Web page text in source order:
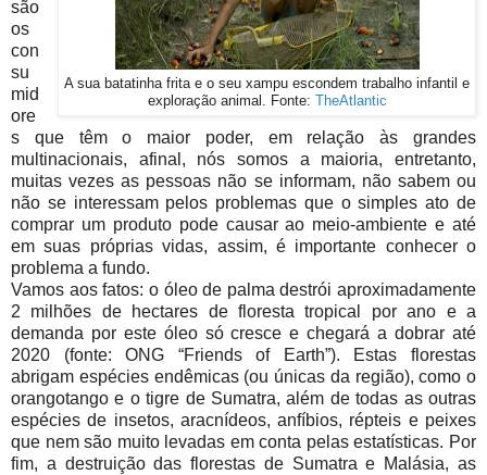
A sua batatinha frita e o seu xampu escondem trabalho infantil e
exploração animal. Fonte:
TheAtlantic
são
os
con
su
mid
ore
s que têm o maior poder, em relação às grandes
multinacionais, afinal, nós somos a maioria, entretanto,
muitas vezes as pessoas não se informam, não sabem ou
não se interessam pelos problemas que o simples ato de
comprar um produto pode causar ao meio-ambiente e até
em suas próprias vidas, assim, é importante conhecer o
problema a fundo.
Vamos aos fatos: o óleo de palma destrói aproximadamente
2 milhões de hectares de floresta tropical por ano e a
demanda por este óleo só cresce e chegará a dobrar até
2020 (fonte: ONG “Friends of Earth”). Estas florestas
abrigam espécies endêmicas (ou únicas da região), como o
orangotango e o tigre de Sumatra, além de todas as outras
espécies de insetos, aracnídeos, anfíbios, répteis e peixes
que nem são muito levadas em conta pelas estatísticas. Por
fim, a destruição das florestas de Sumatra e Malásia, as